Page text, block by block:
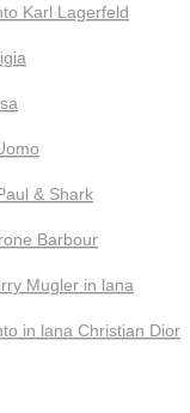
Karl Lagerfeld
& Shark
Barbour
Mugler in lana
in lana Christian Dior